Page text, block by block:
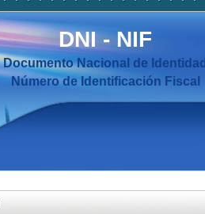
DNI-NIF
Documento Nacional de Identidad
Número de Identificación Fiscal